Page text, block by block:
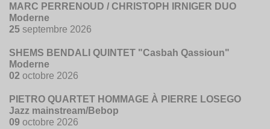
MARC PERRENOUD / CHRISTOPH IRNIGER DUO
Moderne
25 septembre 2026
SHEMS BENDALI QUINTET "Casbah Qassioun"
Moderne
02 octobre 2026
PIETRO QUARTET HOMMAGE À PIERRE LOSEGO
Jazz mainstream/Bebop
09 octobre 2026